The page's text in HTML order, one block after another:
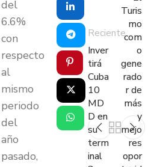
del
6.6%
con
respecto
al
mismo
periodo
del
año
pasado,
Reciente
Inver
tirá
Cuba
10
MD
D en
su
term
inal
Turis
mo
com
o
gene
rado
r de
más
y
mejo
res
opor